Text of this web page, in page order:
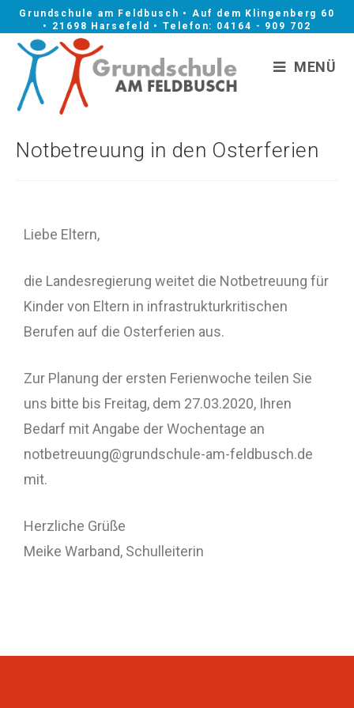
Grundschule am Feldbusch • Auf dem Klingenberg 60
• 21698 Harsefeld • Telefon: 04164 - 909 702
MENÜ
Notbetreuung in den Osterferien
Liebe Eltern,
die Landesregierung weitet die Notbetreuung für
Kinder von Eltern in infrastrukturkritischen
Berufen auf die Osterferien aus.
Zur Planung der ersten Ferienwoche teilen Sie
uns bitte bis Freitag, dem 27.03.2020, Ihren
Bedarf mit Angabe der Wochentage an
notbetreuung@grundschule-am-feldbusch.de
mit.
Herzliche Grüße
Meike Warband, Schulleiterin